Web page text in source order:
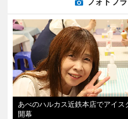
あべのハルカス近鉄本店でアイス
開幕